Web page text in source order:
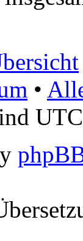
•